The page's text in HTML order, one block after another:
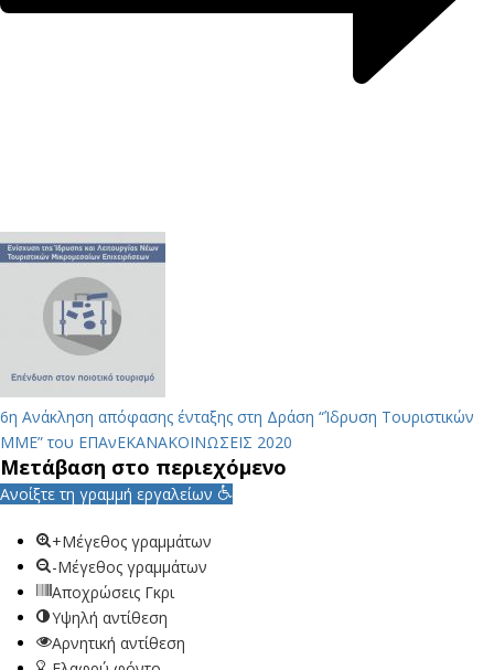
6η Ανάκληση απόφασης ένταξης στη Δράση “Ίδρυση Τουριστικών
ΜΜΕ” του ΕΠΑνΕΚΑΝΑΚΟΙΝΩΣΕΙΣ 2020
Μετάβαση στο περιεχόμενο
Ανοίξτε τη γραμμή εργαλείων
+Μέγεθος γραμμάτων
-Μέγεθος γραμμάτων
Αποχρώσεις Γκρι
Υψηλή αντίθεση
Αρνητική αντίθεση